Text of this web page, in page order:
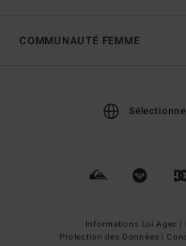
COMMUNAUTÉ FEMME
Informations Loi Agec |
Protection des Données |